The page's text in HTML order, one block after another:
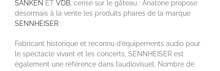
SANKEN ET VDB , cerise sur le gâteau : Anatone propose
désormais à la vente les produits phares de la marque
SENNHEISER.
Fabricant historique et reconnu d’équipements audio pour
le spectacle vivant et les concerts, SENNHEISER est
également une référence dans l’audiovisuel. Nombre de